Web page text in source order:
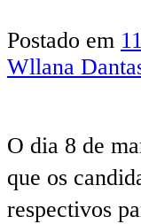
Postado em
Wllana
O dia 8 de
que os
respectivos